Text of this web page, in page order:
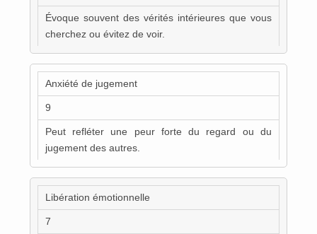
Évoque souvent des vérités intérieures que vous
cherchez ou évitez de voir.
Anxiété de jugement
9
Peut refléter une peur forte du regard ou du
jugement des autres.
Libération émotionnelle
7